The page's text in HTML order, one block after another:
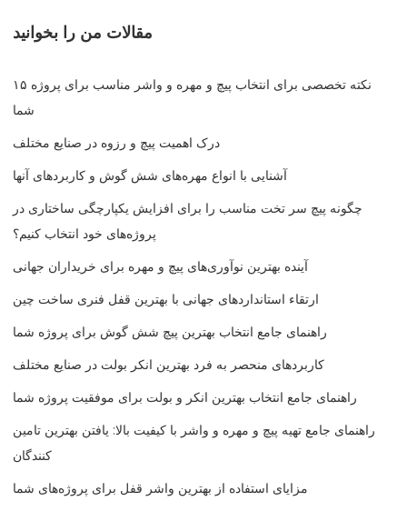
مقالات من را بخوانید
۱۵ نکته تخصصی برای انتخاب پیچ و مهره و واشر مناسب برای پروژه
شما
درک اهمیت پیچ و رزوه در صنایع مختلف
آشنایی با انواع مهره‌های شش گوش و کاربردهای آنها
چگونه پیچ سر تخت مناسب را برای افزایش یکپارچگی ساختاری در
پروژه‌های خود انتخاب کنیم؟
آینده بهترین نوآوری‌های پیچ و مهره برای خریداران جهانی
ارتقاء استانداردهای جهانی با بهترین قفل فنری ساخت چین
راهنمای جامع انتخاب بهترین پیچ شش گوش برای پروژه شما
کاربردهای منحصر به فرد بهترین انکر بولت در صنایع مختلف
راهنمای جامع انتخاب بهترین انکر و بولت برای موفقیت پروژه شما
راهنمای جامع تهیه پیچ و مهره و واشر با کیفیت بالا: یافتن بهترین تامین
کنندگان
مزایای استفاده از بهترین واشر قفل برای پروژه‌های شما